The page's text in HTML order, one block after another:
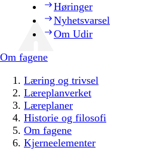
Høringer
Nyhetsvarsel
Om Udir
Om fagene
Læring og trivsel
Læreplanverket
Læreplaner
Historie og filosofi
Om fagene
Kjerneelementer